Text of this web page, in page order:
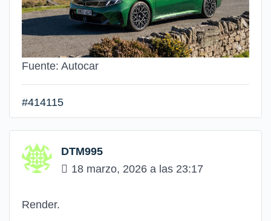
Fuente: Autocar
#414115
DTM995
18 marzo, 2026 a las 23:17
Render.